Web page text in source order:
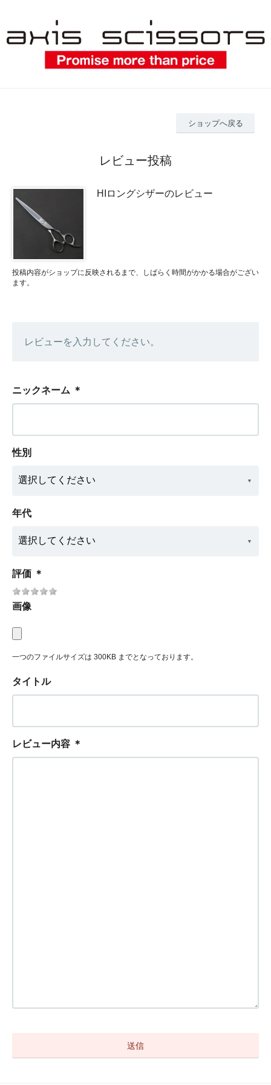
ショップへ戻る
レビュー投稿
HIロングシザーのレビュー
投稿内容がショップに反映されるまで、しばらく時間がかかる場合がござい
ます。
レビューを入力してください。
ニックネーム ＊
性別
年代
評価 ＊
画像
一つのファイルサイズは 300KB までとなっております。
タイトル
レビュー内容 ＊